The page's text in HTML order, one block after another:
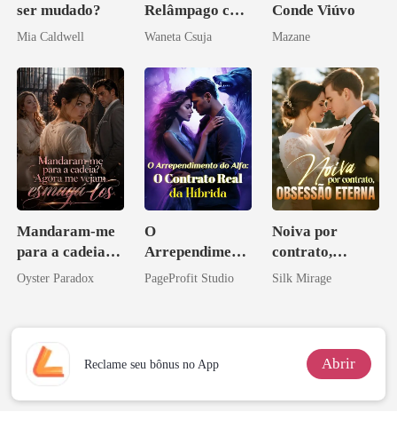
ser mudado?
Mia Caldwell
Relâmpago com
o Pai da Minha
Waneta Csuja
Conde Viúvo
Mazane
Mandaram-me
para a cadeia?
Agora me
Oyster Paradox
O
Arrependiment
o do Alfa: O
PageProfit Studio
Noiva por
contrato,
obsessão eterna
Silk Mirage
Reclame seu bônus no App Abrir